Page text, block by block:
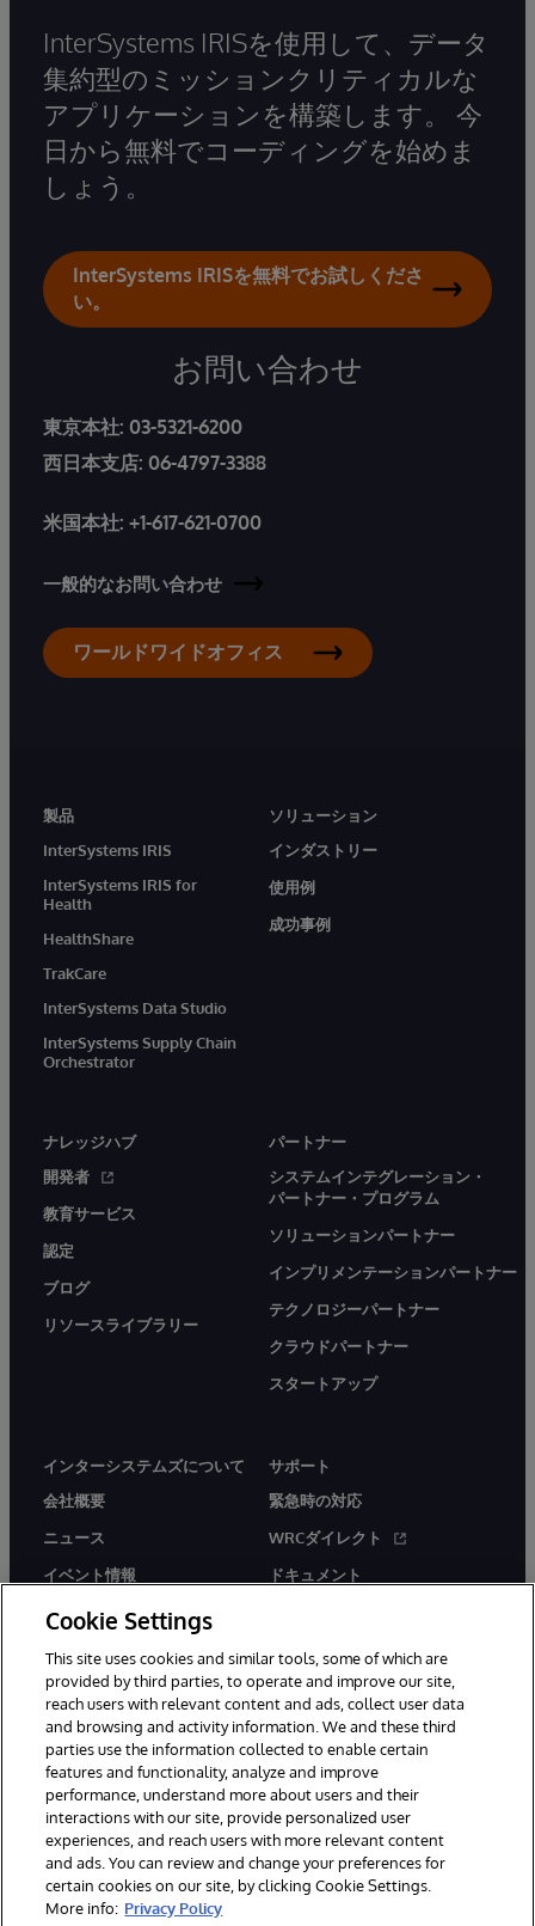
InterSystems IRISを使用して、データ
集約型のミッションクリティカルな
アプリケーションを構築します。 今
日から無料でコーディングを始めま
しょう。
InterSystems IRISを無料でお試しくださ
い。
お問い合わせ
東京本社: 03-5321-6200
西日本支店: 06-4797-3388
米国本社: +1-617-621-0700
一般的なお問い合わせ
ワールドワイドオフィス
製品
InterSystems IRIS
InterSystems IRIS for
Health
HealthShare
TrakCare
InterSystems Data Studio
InterSystems Supply Chain
Orchestrator
ソリューション
インダストリー
使用例
成功事例
ナレッジハブ
開発者
教育サービス
認定
ブログ
リソースライブラリー
パートナー
システムインテグレーション・
パートナー・プログラム
ソリューションパートナー
インプリメンテーションパートナー
テクノロジーパートナー
クラウドパートナー
スタートアップ
インターシステムズについて
会社概要
ニュース
イベント情報
採用情報
サポート
緊急時の対応
WRCダイレクト
ドキュメント
© 1996-2026Y InterSystems Corporation, Boston, MA. All Rights
Reserved.
お知らせ／ご利用規約
プライバシーステートメント
保証について
アクセシビリティ
Cookie Settings
This site uses cookies and similar tools, some of which are
provided by third parties, to operate and improve our site,
reach users with relevant content and ads, collect user data
and browsing and activity information. We and these third
parties use the information collected to enable certain
features and functionality, analyze and improve
performance, understand more about users and their
interactions with our site, provide personalized user
experiences, and reach users with more relevant content
and ads. You can review and change your preferences for
certain cookies on our site, by clicking Cookie Settings.
More info: Privacy Policy